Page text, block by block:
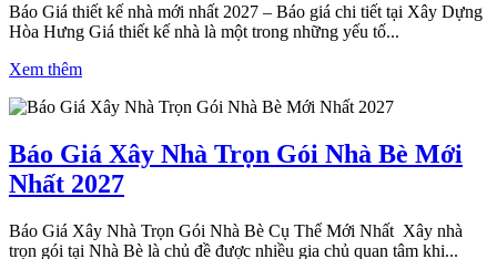
Báo Giá thiết kế nhà mới nhất 2027 – Báo giá chi tiết tại Xây Dựng
Hòa Hưng Giá thiết kế nhà là một trong những yếu tố...
Xem thêm
Báo Giá Xây Nhà Trọn Gói Nhà Bè Mới
Nhất 2027
Báo Giá Xây Nhà Trọn Gói Nhà Bè Cụ Thể Mới Nhất Xây nhà
trọn gói tại Nhà Bè là chủ đề được nhiều gia chủ quan tâm khi...